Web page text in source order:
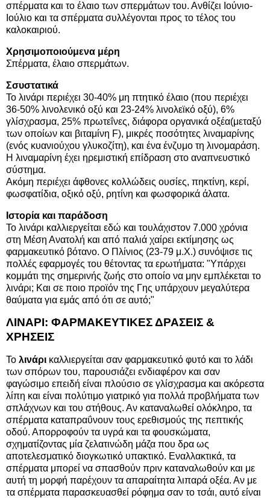
σπέρματα και το έλαιο των σπερμάτων του. Ανθίζει Ιούνιο-
Ιούλιο και τα σπέρματα συλλέγονται προς το τέλος του
καλοκαιριού.
Χρησιμοποιούμενα μέρη
Σπέρματα, έλαιο σπερμάτων.
Σσυστατικά
Το λινάρι περιέχει 30-40% μη πτητικό έλαιο (που περιέχει
36-50% λινολενικό οξύ και 23-24% λινολεϊκό οξύ), 6%
γλίσχρασμα, 25% πρωτεΐνες, διάφορα οργανικά οξέα(μεταξύ
των οποίων και βιταμίνη F), μικρές ποσότητες λιναμαρίνης
(ενός κυανιούχου γλυκοζίτη), και ένα ένζυμο τη λινομαράση.
Η λιναμαρίνη έχει ηρεμιστική επίδραση στο αναπνευστικό
σύστημα.
Ακόμη περιέχει άφθονες κολλώδεις ουσίες, πηκτίνη, κερί,
φωσφατίδια, οξικό οξύ, ρητίνη και φωσφορικά άλατα.
Ιστορία και παράδοση
Το λινάρι καλλιεργείται εδώ και τουλάχιστον 7.000 χρόνια
στη Μέση Ανατολή και από παλιά χαίρει εκτίμησης ως
φαρμακευτικό βότανο. Ο Πλίνιος (23-79 μ.Χ.) συνόψισε τις
πολλές εφαρμογές του θέτοντας τα ερωτήματα: "Υπάρχει
κομμάτι της σημερινής ζωής στο οποίο να μην εμπλέκεται το
λινάρι; Και σε ποιο προϊόν της Γης υπάρχουν μεγαλύτερα
θαύματα για εμάς από ότι σε αυτό;"
ΛΙΝΑΡΙ: ΦΑΡΜΑΚΕΥΤΙΚΕΣ ΔΡΑΣΕΙΣ &
ΧΡΗΣΕΙΣ
Το λινάρι καλλιεργείται σαν φαρμακευτικό φυτό και το λάδι
των σπόρων του, παρουσιάζει ενδιαφέρον και σαν
φαγώσιμο επειδή είναι πλούσιο σε γλίσχρασμα και ακόρεστα
λίπη και είναι πολύτιμο γιατρικό για πολλά προβλήματα των
σπλάχνων και του στήθους. Αν καταναλωθεί ολόκληρο, τα
σπέρματα καταπραΰνουν τους ερεθισμούς της πεπτικής
οδού. Απορροφούν τα υγρά και τα φουσκώματα,
σχηματίζοντας μία ζελατινώδη μάζα που δρα ως
αποτελεσματικό διογκωτικό υπακτικό. Εναλλακτικά, τα
σπέρματα μπορεί να σπασθούν πριν καταναλωθούν και με
αυτή τη μορφή παρέχουν τα απαραίτητα λιπαρά οξέα. Αν με
τα σπέρματα παρασκευασθεί ρόφημα σαν το τσάι, αυτό είναι